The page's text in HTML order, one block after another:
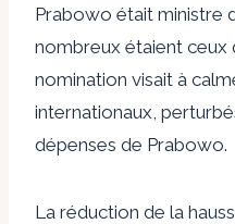
Prabowo était ministre
nombreux étaient ceux
nomination visait à
internationaux,
dépenses de Prabowo.
La réduction de la